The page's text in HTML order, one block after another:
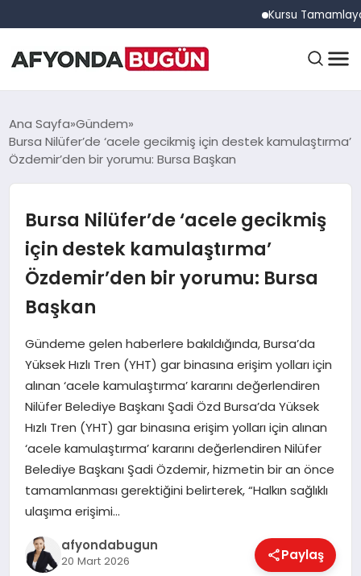
Kursu Tamamlayan
ANASAYFA
GÜNDEM
EĞITIM
DÜNYA
EKONOMI
MAGAZIN
SIYASET
Ana Sayfa Gündem
Bursa Nilüfer’de ‘acele gecikmiş için destek kamulaştırma’
Özdemir’den bir yorumu: Bursa Başkan
Bursa Nilüfer’de ‘acele gecikmiş
için destek kamulaştırma’
Özdemir’den bir yorumu: Bursa
Başkan
Gündeme gelen haberlere bakıldığında, Bursa’da
Yüksek Hızlı Tren (YHT) gar binasına erişim yolları için
alınan ‘acele kamulaştırma’ kararını değerlendiren
Nilüfer Belediye Başkanı Şadi Özd Bursa’da Yüksek
Hızlı Tren (YHT) gar binasına erişim yolları için alınan
‘acele kamulaştırma’ kararını değerlendiren Nilüfer
Belediye Başkanı Şadi Özdemir, hizmetin bir an önce
tamamlanması gerektiğini belirterek, “Halkın sağlıklı
ulaşıma erişimi…
afyondabugun
20 Mart 2026 Paylaş